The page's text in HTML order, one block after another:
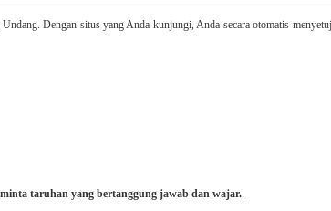
Dengan situs yang Anda kunjungi, Anda secara otomatis
taruhan yang bertanggung jawab dan wajar..